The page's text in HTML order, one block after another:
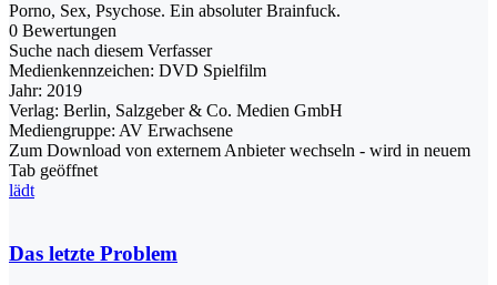
Porno, Sex, Psychose. Ein absoluter Brainfuck.
0 Bewertungen
Suche nach diesem Verfasser
Medienkennzeichen: DVD Spielfilm
Jahr: 2019
Verlag: Berlin, Salzgeber & Co. Medien GmbH
Mediengruppe: AV Erwachsene
Zum Download von externem Anbieter wechseln - wird in neuem
Tab geöffnet
lädt
Das letzte Problem